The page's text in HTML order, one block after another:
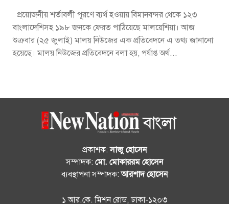
প্রয়োজনীয় শর্তাবলী পূরণে ব্যর্থ হওয়ায় বিমানবন্দর থেকে ১২৩
বাংলাদেশিসহ ১৯৮ জনকে ফেরত পাঠিয়েছে মালয়েশিয়া। আজ
শুক্রবার (২৫ জুলাই) মালয় নিউজের এক প্রতিবেদনে এ তথ্য জানানো
হয়েছে। মালয় নিউজের প্রতিবেদনে বলা হয়, পর্যাপ্ত অর্থ...
প্রকাশক:সাজু হোসেন
সম্পাদক: মো. মোকাররম হোসেন
ব্যবস্থাপনা সম্পাদক:আরশাদ হোসেন
১ আর.কে. মিশন রোড, ঢাকা-১২০৩